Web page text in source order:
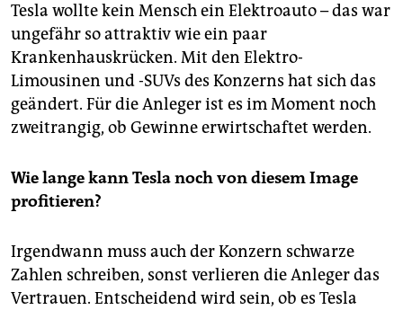
Tesla wollte kein Mensch ein Elektroauto – das war
ungefähr so attraktiv wie ein paar
Krankenhauskrücken. Mit den Elektro-
Limousinen und -SUVs des Konzerns hat sich das
geändert. Für die Anleger ist es im Moment noch
zweitrangig, ob Gewinne erwirtschaftet werden.
Wie lange kann Tesla noch von diesem Image
profitieren?
Irgendwann muss auch der Konzern schwarze
Zahlen schrei­ben, sonst verlieren die Anleger das
Vertrauen. Entscheidend wird sein, ob es Tesla